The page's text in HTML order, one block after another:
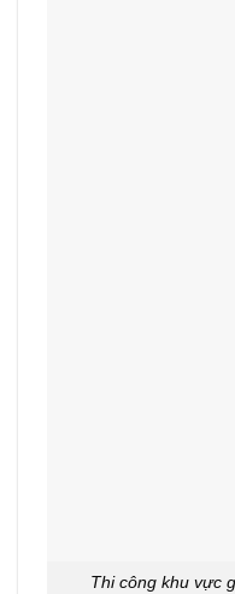
Thi công khu vực